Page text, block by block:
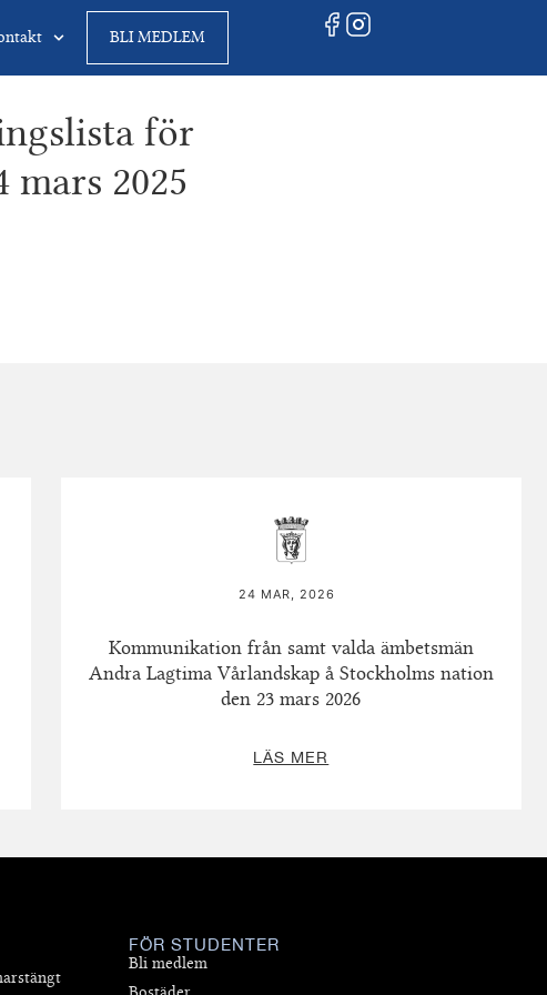
BLI MEDLEM
för
2025
24 MAR, 2026
Kommunikation från samt valda ämbetsmän
Andra Lagtima Vårlandskap å Stockholms nation
den 23 mars 2026
LÄS MER
FÖR STUDENTER
Bli medlem